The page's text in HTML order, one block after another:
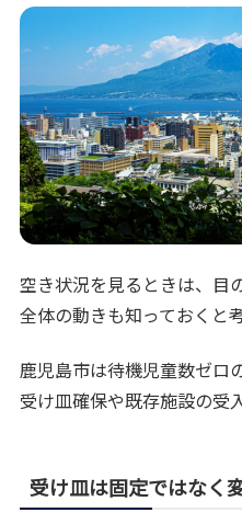
空き状況を見るときは、目
全体の動きも知っておくと
鹿児島市は待機児童数ゼロ
受け皿確保や既存施設の受
受け皿は固定ではなく